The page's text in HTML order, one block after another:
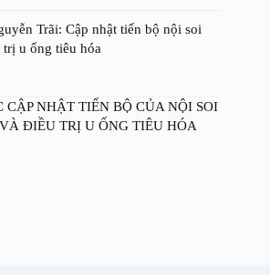
Trãi: Cập nhật tiến bộ nội soi
u ống tiêu hóa
CẬP NHẬT TIẾN BỘ CỦA NỘI SOI
ĐIỀU TRỊ U ỐNG TIÊU HÓA